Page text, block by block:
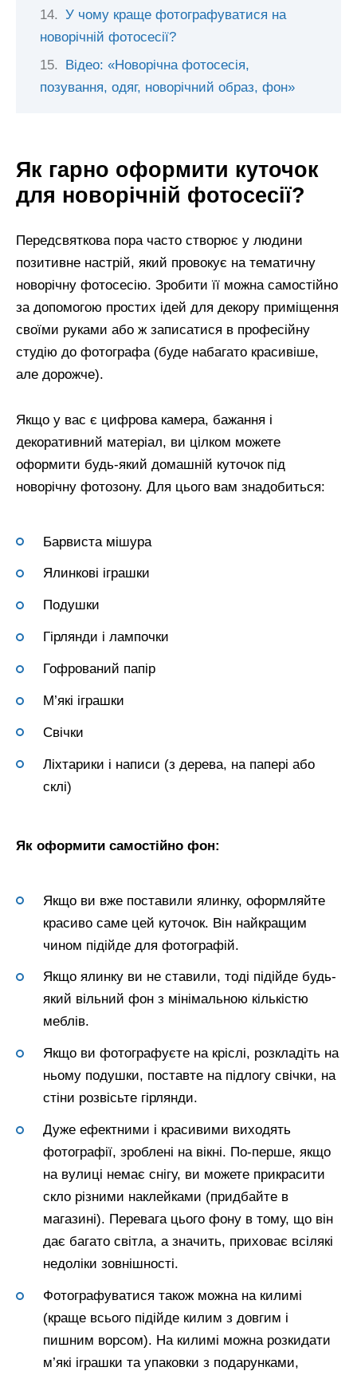
У чому краще фотографуватися на
новорічній фотосесії?
Відео: «Новорічна фотосесія,
позування, одяг, новорічний образ, фон»
Як гарно оформити куточок
для новорічній фотосесії?
Передсвяткова пора часто створює у людини
позитивне настрій, який провокує на тематичну
новорічну фотосесію. Зробити її можна самостійно
за допомогою простих ідей для декору приміщення
своїми руками або ж записатися в професійну
студію до фотографа (буде набагато красивіше,
але дорожче).
Якщо у вас є цифрова камера, бажання і
декоративний матеріал, ви цілком можете
оформити будь-який домашній куточок під
новорічну фотозону. Для цього вам знадобиться:
Барвиста мішура
Ялинкові іграшки
Подушки
Гірлянди і лампочки
Гофрований папір
М’які іграшки
Свічки
Ліхтарики і написи (з дерева, на папері або
склі)
Як оформити самостійно фон:
Якщо ви вже поставили ялинку, оформляйте
красиво саме цей куточок. Він найкращим
чином підійде для фотографій.
Якщо ялинку ви не ставили, тоді підійде будь-
який вільний фон з мінімальною кількістю
меблів.
Якщо ви фотографуєте на кріслі, розкладіть на
ньому подушки, поставте на підлогу свічки, на
стіни розвісьте гірлянди.
Дуже ефектними і красивими виходять
фотографії, зроблені на вікні. По-перше, якщо
на вулиці немає снігу, ви можете прикрасити
скло різними наклейками (придбайте в
магазині). Перевага цього фону в тому, що він
дає багато світла, а значить, приховає всілякі
недоліки зовнішності.
Фотографуватися також можна на килимі
(краще всього підійде килим з довгим і
пишним ворсом). На килимі можна розкидати
м’які іграшки та упаковки з подарунками,